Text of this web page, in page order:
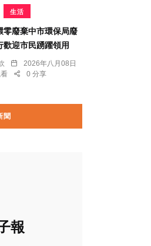
生活
零廢棄中市環保局廢
歡迎市民踴躍領用
2026年八月08日
0 分享
聞
報